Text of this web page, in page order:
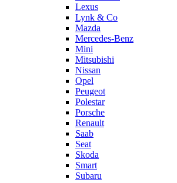
Lexus
Lynk & Co
Mazda
Mercedes-Benz
Mini
Mitsubishi
Nissan
Opel
Peugeot
Polestar
Porsche
Renault
Saab
Seat
Skoda
Smart
Subaru